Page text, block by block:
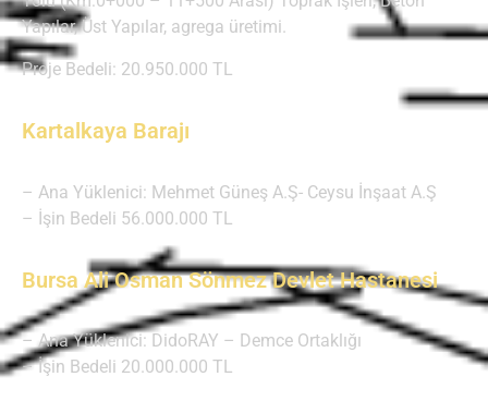
Yapılar, Üst Yapılar, agrega üretimi.
Proje Bedeli: 20.950.000 TL
Kartalkaya Barajı
– Ana Yüklenici: Mehmet Güneş A.Ş- Ceysu İnşaat A.Ş
– İşin Bedeli 56.000.000 TL
Bursa Ali Osman Sönmez Devlet Hastanesi
– Ana Yüklenici: DidoRAY – Demce Ortaklığı
– İşin Bedeli 20.000.000 TL